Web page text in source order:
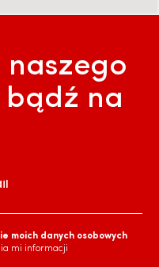
naszego
bądź na
moich danych osobowych
mi informacji